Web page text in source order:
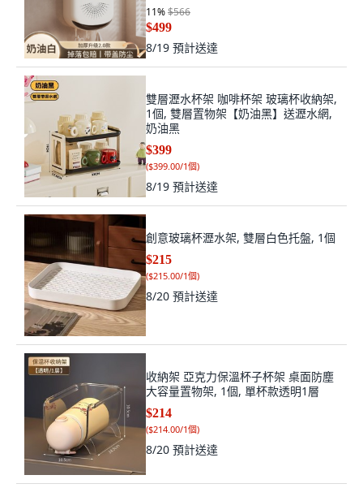
11%$566
$499
8/19 預計送達
雙層瀝水杯架 咖啡杯架 玻璃杯收納架,
1個, 雙層置物架【奶油黑】送瀝水網,
奶油黑
$399
($399.00/1個)
8/19 預計送達
創意玻璃杯瀝水架, 雙層白色托盤, 1個
$215
($215.00/1個)
8/20 預計送達
收納架 亞克力保溫杯子杯架 桌面防塵
大容量置物架, 1個, 單杯款透明1層
$214
($214.00/1個)
8/20 預計送達